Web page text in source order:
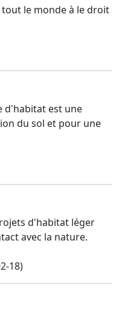
tout le monde à le droit
d'habitat est une
du sol et pour une
d'habitat léger
avec la nature.
18)